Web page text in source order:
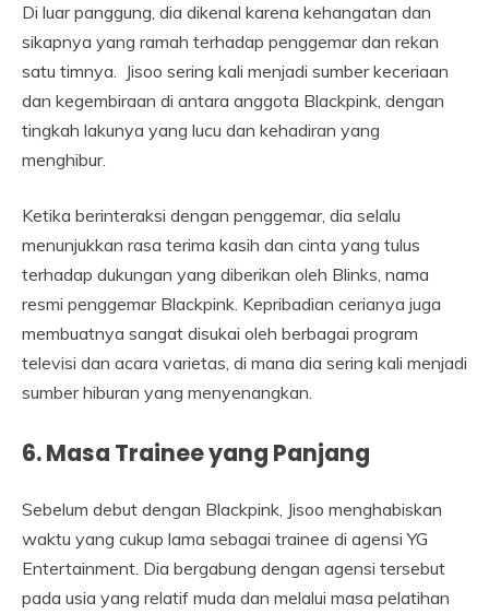
Di luar panggung, dia dikenal karena kehangatan dan
sikapnya yang ramah terhadap penggemar dan rekan
satu timnya. Jisoo sering kali menjadi sumber keceriaan
dan kegembiraan di antara anggota Blackpink, dengan
tingkah lakunya yang lucu dan kehadiran yang
menghibur.
Ketika berinteraksi dengan penggemar, dia selalu
menunjukkan rasa terima kasih dan cinta yang tulus
terhadap dukungan yang diberikan oleh Blinks, nama
resmi penggemar Blackpink. Kepribadian cerianya juga
membuatnya sangat disukai oleh berbagai program
televisi dan acara varietas, di mana dia sering kali menjadi
sumber hiburan yang menyenangkan.
6. Masa Trainee yang Panjang
Sebelum debut dengan Blackpink, Jisoo menghabiskan
waktu yang cukup lama sebagai trainee di agensi YG
Entertainment. Dia bergabung dengan agensi tersebut
pada usia yang relatif muda dan melalui masa pelatihan